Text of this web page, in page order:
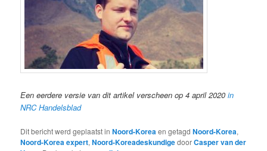
Een eerdere versie van dit artikel verscheen op 4 april 2020in
NRC Handelsblad
Dit bericht werd geplaatst inNoord-Koreaen getagdNoord-Korea,
Noord-Korea expert,Noord-KoreadeskundigedoorCasper van der